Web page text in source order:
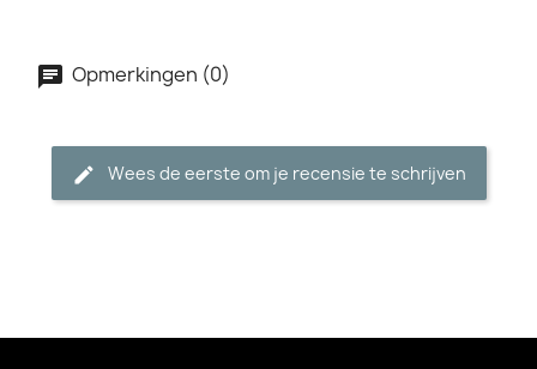
Opmerkingen (0)
Wees de eerste om je recensie te schrijven